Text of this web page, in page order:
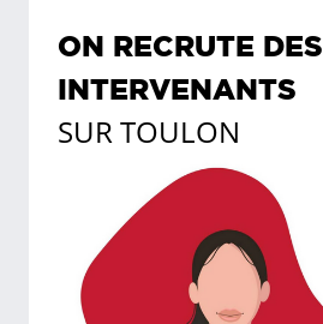
ON RECRUTE DES
INTERVENANTS
SURTOULON